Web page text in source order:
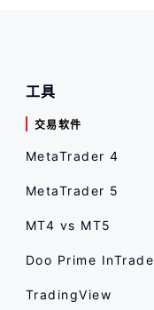
工具
交易软件
MetaTrader 4
MetaTrader 5
MT4 vs MT5
Doo Prime InTrade
TradingView